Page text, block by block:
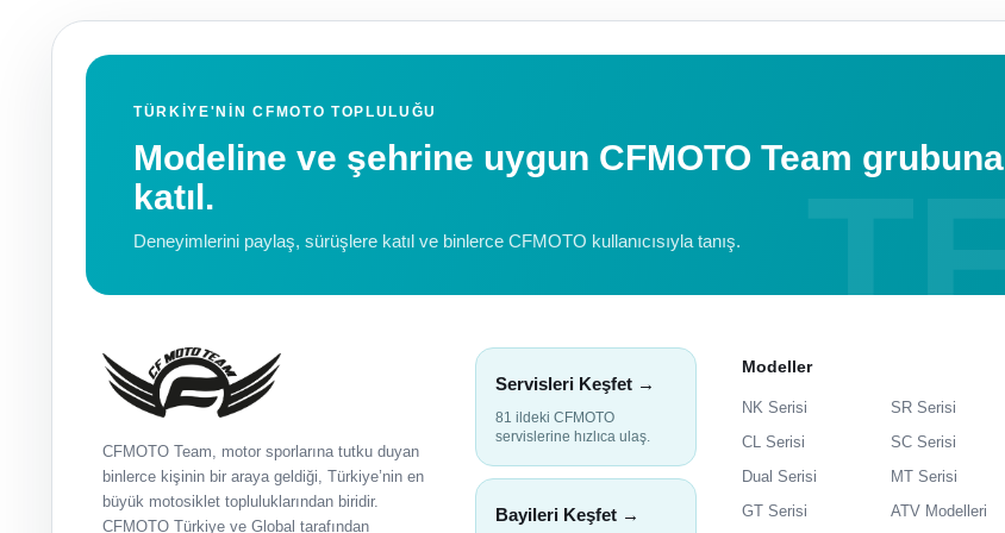
TÜRKIYE'NIN CFMOTO TOPLULUĞU
Modeline ve şehrine uygun CFMOTO Team grubuna
katıl.
Deneyimlerini paylaş, sürüşlere katıl ve binlerce CFMOTO kullanıcısıyla tanış.
CFMOTO Team, motor sporlarına tutku duyan
binlerce kişinin bir araya geldiği, Türkiye’nin en
büyük motosiklet topluluklarından biridir.
CFMOTO Türkiye ve Global tarafından
Servisleri Keşfet →
81 ildeki CFMOTO
servislerine hızlıca ulaş.
Bayileri Keşfet →
Modeller
NK Serisi
SR Serisi
CL Serisi
SC Serisi
Dual Serisi
MT Serisi
GT Serisi
ATV Modelleri